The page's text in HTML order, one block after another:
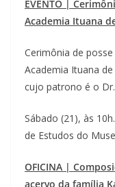
EVENTO |
Academia Ituana
Cerimônia de
Academia Ituana
cujo patrono é o
Sábado (21), às
de Estudos do
OFICINA |
acervo da família